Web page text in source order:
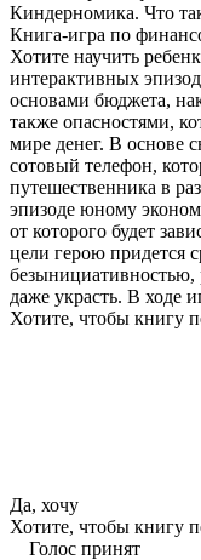
Киндерномика. Что
Книга-игра по
Хотите научить
интерактивных
основами бюджета,
также опасностями,
мире денег. В основе
сотовый телефон,
путешественника в
эпизоде юному
от которого будет
цели герою придется
даже украсть. В ходе
Хотите, чтобы книгу
Да, хочу
Хотите, чтобы книгу
Голос принят